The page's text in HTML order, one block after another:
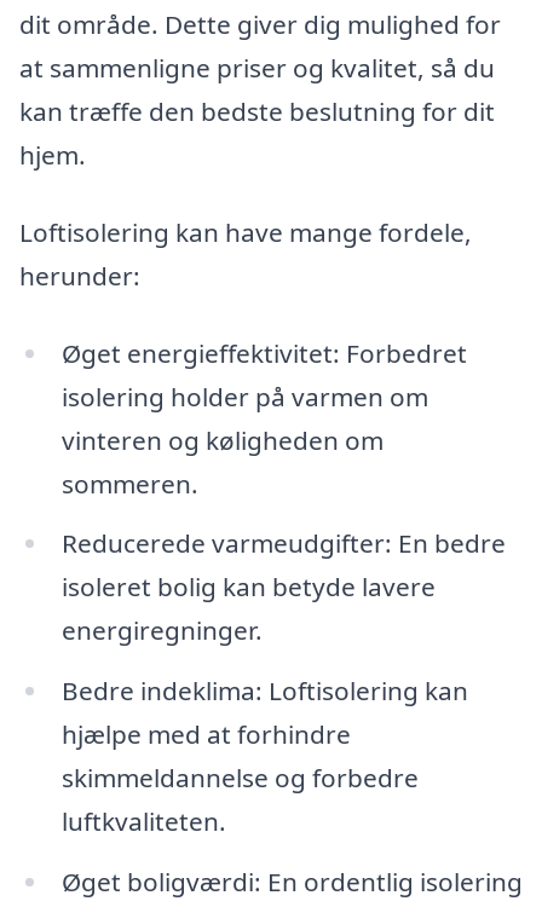
dit område. Dette giver dig mulighed for
at sammenligne priser og kvalitet, så du
kan træffe den bedste beslutning for dit
hjem.
Loftisolering kan have mange fordele,
herunder:
Øget energieffektivitet: Forbedret
isolering holder på varmen om
vinteren og køligheden om
sommeren.
Reducerede varmeudgifter: En bedre
isoleret bolig kan betyde lavere
energiregninger.
Bedre indeklima: Loftisolering kan
hjælpe med at forhindre
skimmeldannelse og forbedre
luftkvaliteten.
Øget boligværdi: En ordentlig isolering